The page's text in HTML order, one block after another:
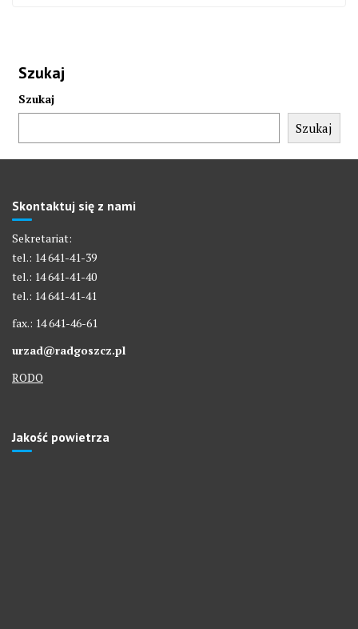
Szukaj
Szukaj
Szukaj
Skontaktuj się z nami
Sekretariat:
tel.: 14 641-41-39
tel.: 14 641-41-40
tel.: 14 641-41-41
fax.: 14 641-46-61
urzad@radgoszcz.pl
RODO
Jakość powietrza